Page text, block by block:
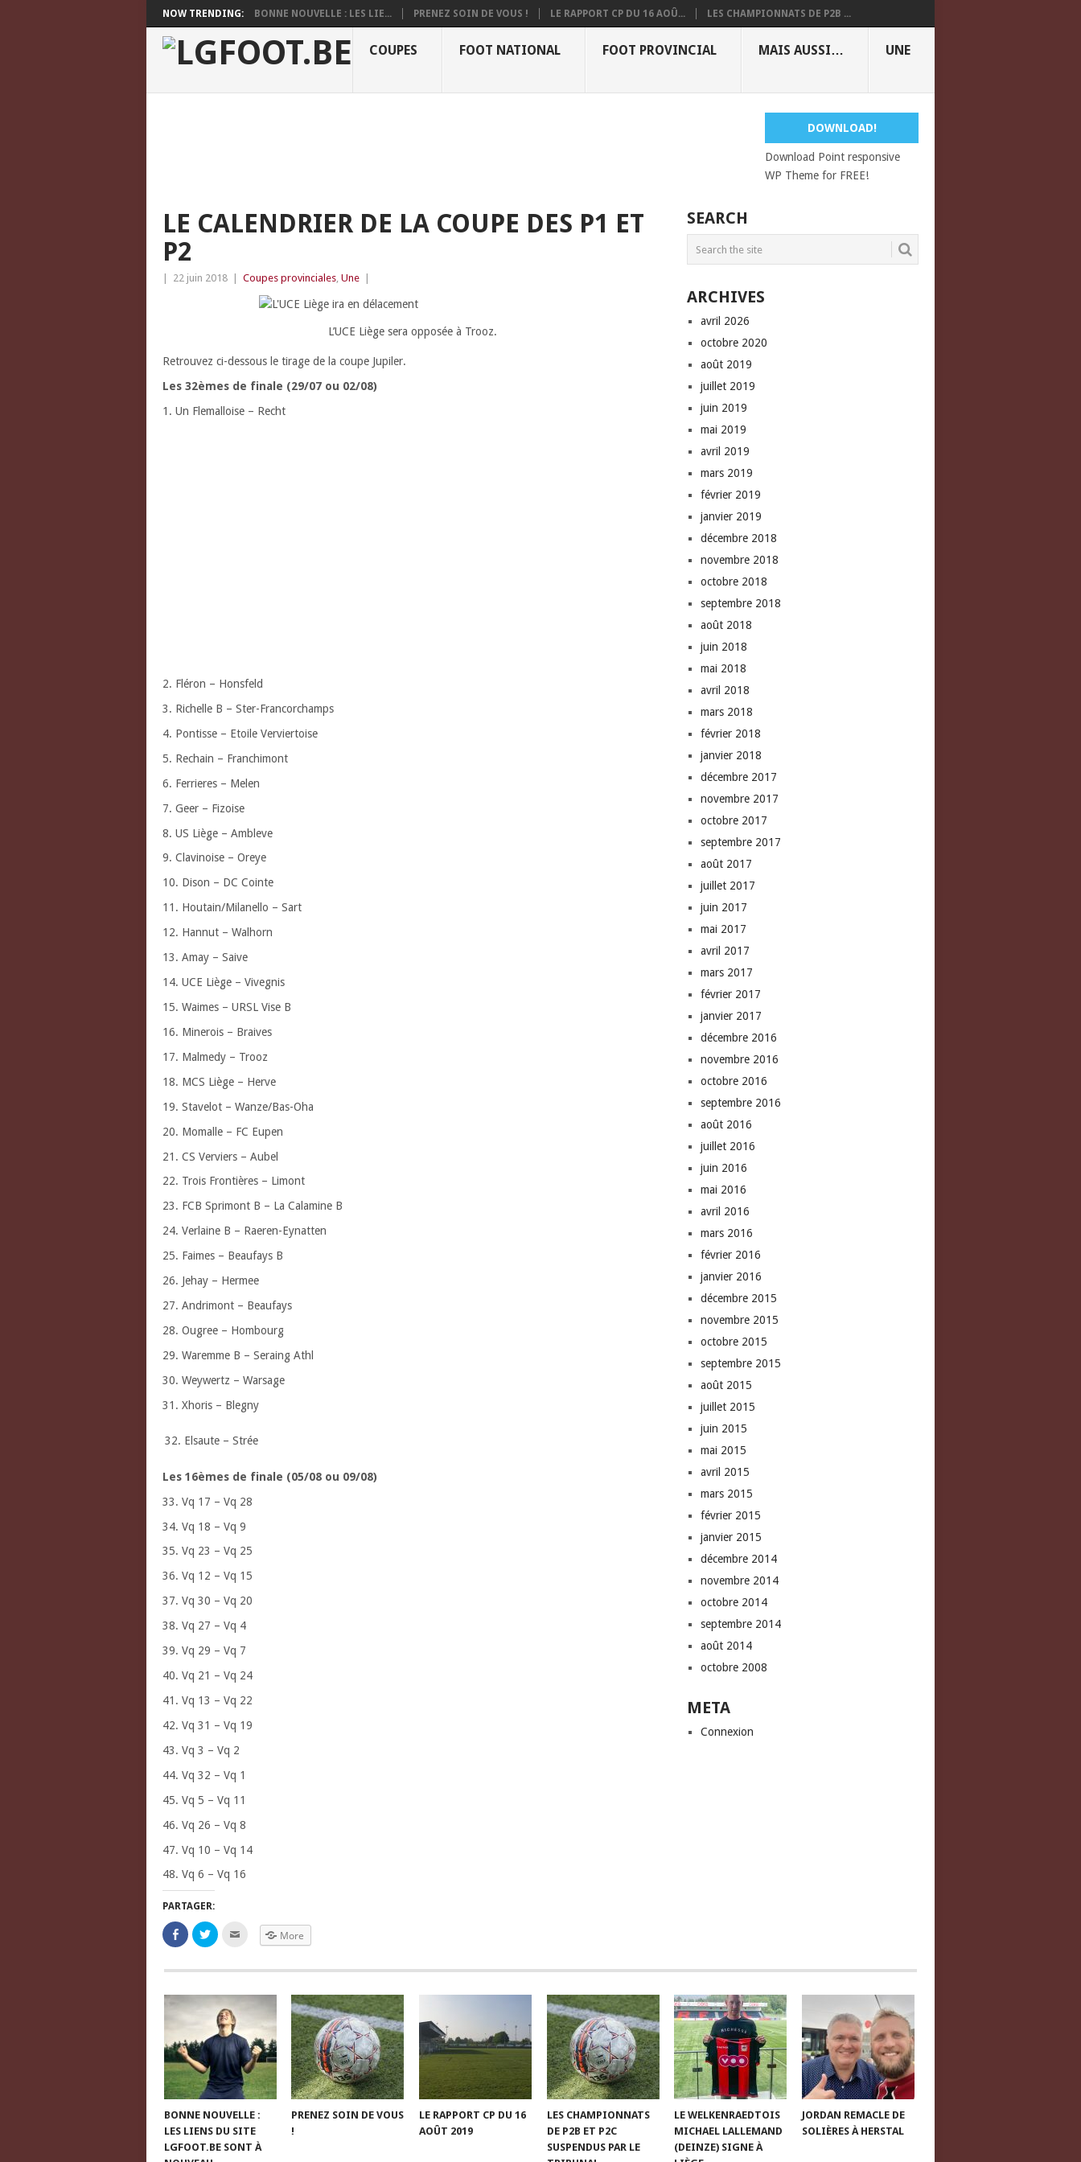
NOW TRENDING: BONNE NOUVELLE : LES LIE... PRENEZ SOIN DE VOUS ! LE RAPPORT CP DU 16 AOÛ... LES CHAMPIONNATS DE P2B ...
COUPES FOOT NATIONAL FOOT PROVINCIAL MAIS AUSSI… UNE
DOWNLOAD!
Download Point responsive
WP Theme for FREE!
LE CALENDRIER DE LA COUPE DES P1 ET
P2
22 juin 2018 Coupes provinciales, Une
L’UCE Liège sera opposée à Trooz.
Retrouvez ci-dessous le tirage de la coupe Jupiler.
Les 32èmes de finale (29/07 ou 02/08)
1. Un Flemalloise – Recht
2. Fléron – Honsfeld
3. Richelle B – Ster-Francorchamps
4. Pontisse – Etoile Verviertoise
5. Rechain – Franchimont
6. Ferrieres – Melen
7. Geer – Fizoise
8. US Liège – Ambleve
9. Clavinoise – Oreye
10. Dison – DC Cointe
11. Houtain/Milanello – Sart
12. Hannut – Walhorn
13. Amay – Saive
14. UCE Liège – Vivegnis
15. Waimes – URSL Vise B
16. Minerois – Braives
17. Malmedy – Trooz
18. MCS Liège – Herve
19. Stavelot – Wanze/Bas-Oha
20. Momalle – FC Eupen
21. CS Verviers – Aubel
22. Trois Frontières – Limont
23. FCB Sprimont B – La Calamine B
24. Verlaine B – Raeren-Eynatten
25. Faimes – Beaufays B
26. Jehay – Hermee
27. Andrimont – Beaufays
28. Ougree – Hombourg
29. Waremme B – Seraing Athl
30. Weywertz – Warsage
31. Xhoris – Blegny
Elsaute – Strée
Les 16èmes de finale (05/08 ou 09/08)
33. Vq 17 – Vq 28
34. Vq 18 – Vq 9
35. Vq 23 – Vq 25
36. Vq 12 – Vq 15
37. Vq 30 – Vq 20
38. Vq 27 – Vq 4
39. Vq 29 – Vq 7
40. Vq 21 – Vq 24
41. Vq 13 – Vq 22
42. Vq 31 – Vq 19
43. Vq 3 – Vq 2
44. Vq 32 – Vq 1
45. Vq 5 – Vq 11
46. Vq 26 – Vq 8
47. Vq 10 – Vq 14
48. Vq 6 – Vq 16
PARTAGER:
Click
to
share
Facebook
window)
Click
to
Twitter
new
window)
to
(Opens
window)
More
SEARCH
ARCHIVES
avril 2026
octobre 2020
août 2019
juillet 2019
juin 2019
mai 2019
avril 2019
mars 2019
février 2019
janvier 2019
décembre 2018
novembre 2018
octobre 2018
septembre 2018
août 2018
juin 2018
mai 2018
avril 2018
mars 2018
février 2018
janvier 2018
décembre 2017
novembre 2017
octobre 2017
septembre 2017
août 2017
juillet 2017
juin 2017
mai 2017
avril 2017
mars 2017
février 2017
janvier 2017
décembre 2016
novembre 2016
octobre 2016
septembre 2016
août 2016
juillet 2016
juin 2016
mai 2016
avril 2016
mars 2016
février 2016
janvier 2016
décembre 2015
novembre 2015
octobre 2015
septembre 2015
août 2015
juillet 2015
juin 2015
mai 2015
avril 2015
mars 2015
février 2015
janvier 2015
décembre 2014
novembre 2014
octobre 2014
septembre 2014
août 2014
octobre 2008
META
Connexion
BONNE NOUVELLE :
LES LIENS DU SITE
LGFOOT.BE SONT À
PRENEZ SOIN DE VOUS
!
LE RAPPORT CP DU 16
AOÛT 2019
LES CHAMPIONNATS
DE P2B ET P2C
SUSPENDUS PAR LE
LE WELKENRAEDTOIS
MICHAEL LALLEMAND
(DEINZE) SIGNE À
JORDAN REMACLE DE
SOLIÈRES À HERSTAL